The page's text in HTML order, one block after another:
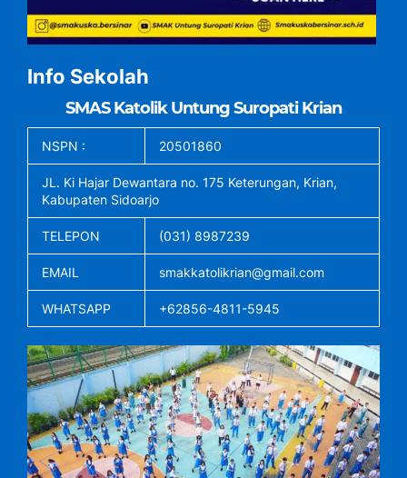
Info Sekolah
SMAS Katolik Untung Suropati Krian
NSPN : 20501860
JL. Ki Hajar Dewantara no. 175 Keterungan, Krian,
Kabupaten Sidoarjo
TELEPON (031) 8987239
EMAIL smakkatolikrian@gmail.com
WHATSAPP +62856-4811-5945